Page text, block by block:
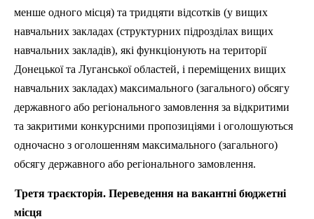
менше одного місця) та тридцяти відсотків (у вищих
навчальних закладах (структурних підрозділах вищих
навчальних закладів), які функціонують на території
Донецької та Луганської областей, і переміщених вищих
навчальних закладах) максимального (загального) обсягу
державного або регіонального замовлення за відкритими
та закритими конкурсними пропозиціями і оголошуються
одночасно з оголошенням максимального (загального)
обсягу державного або регіонального замовлення.
Третя траєкторія. Переведення на вакантні бюджетні
місця